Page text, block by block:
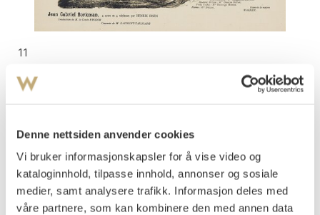
Denne nettsiden anvender cookies
Vi bruker informasjonskapsler for å vise video og
kataloginnhold, tilpasse innhold, annonser og sosiale
medier, samt analysere trafikk. Informasjon deles med
våre partnere, som kan kombinere den med annen data
11
Munch, Edvard
Teaterprogram: Jean Gabriel Borkman
Signert i steinen to steder nede t.h.: E Munch
Vurdering
NOK 100 000–150 000
USD 12 000–17 500
EUR 11 000–16 500
Usolgt